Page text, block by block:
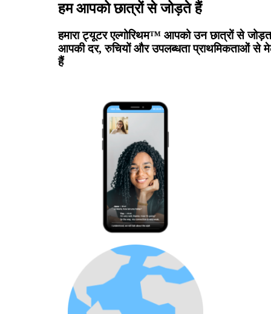
हम आपको छात्रों से जोड़ते हैं
हमारा ट्यूटर एल्गोरिथम™ आपको उन छात्रों से
आपकी दर, रुचियों और उपलब्धता प्राथमिकताओं से
हैं